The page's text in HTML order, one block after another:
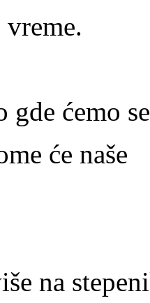
gde ćemo se
će naše
na